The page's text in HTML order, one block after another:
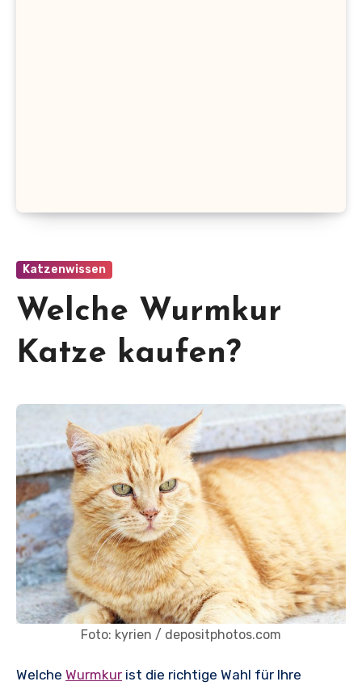
Katzenwissen
Welche Wurmkur
Katze kaufen?
Foto: kyrien / depositphotos.com
Welche Wurmkur ist die richtige Wahl für Ihre